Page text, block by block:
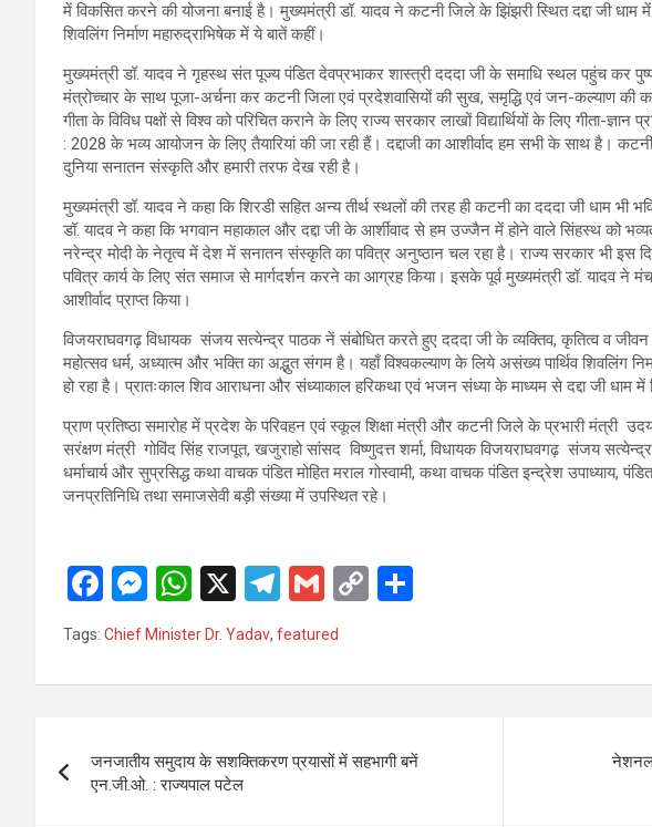
में विकसित करने की योजना बनाई है। मुख्यमंत्री डॉ. यादव ने कटनी जिले के झिंझरी स्थित दद्दा जी धाम में
शिवलिंग निर्माण महारुद्राभिषेक में ये बातें कहीं।
मुख्यमंत्री डॉ. यादव ने गृहस्थ संत पूज्य पंडित देवप्रभाकर शास्त्री दददा जी के समाधि स्थल पहुंच कर
मंत्रोच्चार के साथ पूजा-अर्चना कर कटनी जिला एवं प्रदेशवासियों की सुख, समृद्धि एवं जन-कल्याण की
गीता के विविध पक्षों से विश्व को परिचित कराने के लिए राज्य सरकार लाखों विद्यार्थियों के लिए गीता-
: 2028 के भव्य आयोजन के लिए तैयारियां की जा रही हैं। दद्दाजी का आशीर्वाद हम सभी के साथ है। कटनी
दुनिया सनातन संस्कृति और हमारी तरफ देख रही है।
मुख्यमंत्री डॉ. यादव ने कहा कि शिरडी सहित अन्य तीर्थ स्थलों की तरह ही कटनी का दददा जी धाम भी
डॉ. यादव ने कहा कि भगवान महाकाल और दद्दा जी के आर्शीवाद से हम उज्जैन में होने वाले सिंहस्थ को
नरेन्द्र मोदी के नेतृत्व में देश में सनातन संस्कृति का पवित्र अनुष्ठान चल रहा है। राज्य सरकार भी इस
पवित्र कार्य के लिए संत समाज से मार्गदर्शन करने का आग्रह किया। इसके पूर्व मुख्यमंत्री डॉ. यादव ने
आशीर्वाद प्राप्त किया।
विजयराघवगढ़ विधायक संजय सत्येन्द्र पाठक नें संबोधित करते हुए दददा जी के व्यक्तिव, कृतित्व व
महोत्सव धर्म, अध्यात्म और भक्ति का अद्भुत संगम है। यहाँ विश्वकल्याण के लिये असंख्य पार्थिव शिवलिंग
हो रहा है। प्रातःकाल शिव आराधना और संध्याकाल हरिकथा एवं भजन संध्या के माध्यम से दद्दा जी धाम में
प्राण प्रतिष्ठा समारोह में प्रदेश के परिवहन एवं स्कूल शिक्षा मंत्री और कटनी जिले के प्रभारी मंत्री उदय
सरंक्षण मंत्री गोविंद सिंह राजपूत, खजुराहो सांसद विष्णुदत्त शर्मा, विधायक विजयराघवगढ़ संजय
धर्माचार्य और सुप्रसिद्ध कथा वाचक पंडित मोहित मराल गोस्वामी, कथा वाचक पंडित इन्द्रेश उपाध्याय,
जनप्रतिनिधि तथा समाजसेवी बड़ी संख्या में उपस्थित रहे।
F
a
ce
b
o
k
M
es
se
n
er
W
h
at
s
p
p
X
T
el
e
gr
m
G
m
ail
C
Li
k
e
Tags: Chief Minister Dr. Yadav, featured
navigation
जनजातीय समुदाय के सशक्तिकरण प्रयासों में सहभागी बनें
एन.जी.ओ. : राज्यपाल पटेल
नेशनल